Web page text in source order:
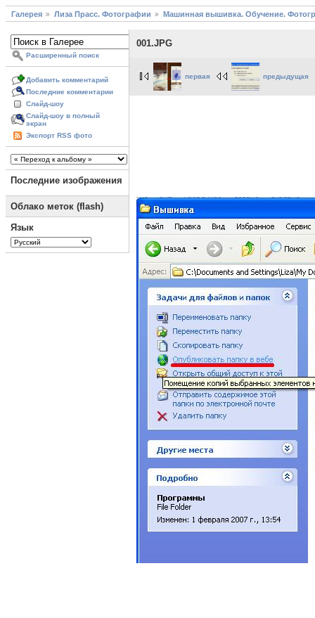
Галерея Лиза Прасс. Фотографии Машинная вышивка. Обучение.
Расширенный поиск
Добавить комментарий
Последние комментарии
Слайд-шоу
Слайд-шоу в полный
экран
Экспорт RSS фото
Последние изображения
Облако меток (flash)
Язык
001.JPG
первая предыдущая